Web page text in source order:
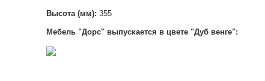
Высота (мм): 355
Мебель "Дорс" выпускается в цвете "Дуб венге":